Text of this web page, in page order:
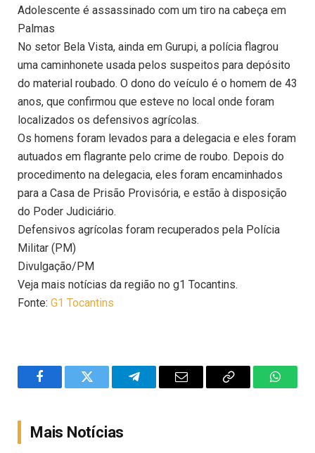
Adolescente é assassinado com um tiro na cabeça em
Palmas
No setor Bela Vista, ainda em Gurupi, a polícia flagrou
uma caminhonete usada pelos suspeitos para depósito
do material roubado. O dono do veículo é o homem de 43
anos, que confirmou que esteve no local onde foram
localizados os defensivos agrícolas.
Os homens foram levados para a delegacia e eles foram
autuados em flagrante pelo crime de roubo. Depois do
procedimento na delegacia, eles foram encaminhados
para a Casa de Prisão Provisória, e estão à disposição
do Poder Judiciário.
Defensivos agrícolas foram recuperados pela Polícia
Militar (PM)
Divulgação/PM
Veja mais notícias da região no g1 Tocantins.
Fonte: G1 Tocantins
FacebookTwitter TelegramEmail
Copy
Mais Notícias